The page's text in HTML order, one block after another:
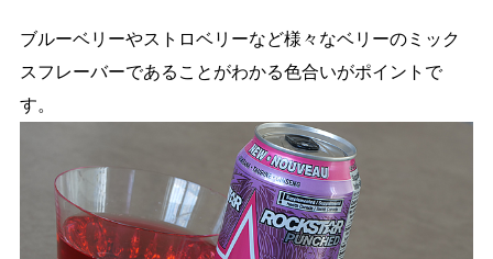
ブルーベリーやストロベリーなど様々なベリーのミック
スフレーバーであることがわかる色合いがポイントで
す。